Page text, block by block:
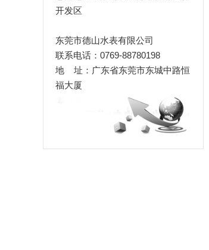
开发区
东莞市德山水表有限公司
联系电话：0769-88780198
地 址：广东省东莞市东城中路恒
福大厦